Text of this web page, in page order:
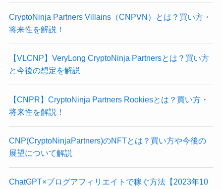
CryptoNinja Partners Villains（CNPVN）とは？買い方・
将来性を解説！
【VLCNP】VeryLong CryptoNinja Partnersとは？買い方
と今後の想定を解説
【CNPR】CryptoNinja Partners Rookiesとは？買い方・
将来性を解説！
CNP(CryptoNinjaPartners)のNFTとは？買い方や今後の
展望について解説
ChatGPT×ブログアフィリエイトで稼ぐ方法【2023年10